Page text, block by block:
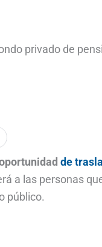
privado de
de
a las personas
público.